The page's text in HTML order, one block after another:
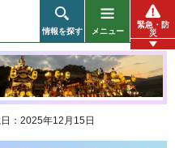
情報を探す メニュー
緊急・防
災
：2025年12月15日